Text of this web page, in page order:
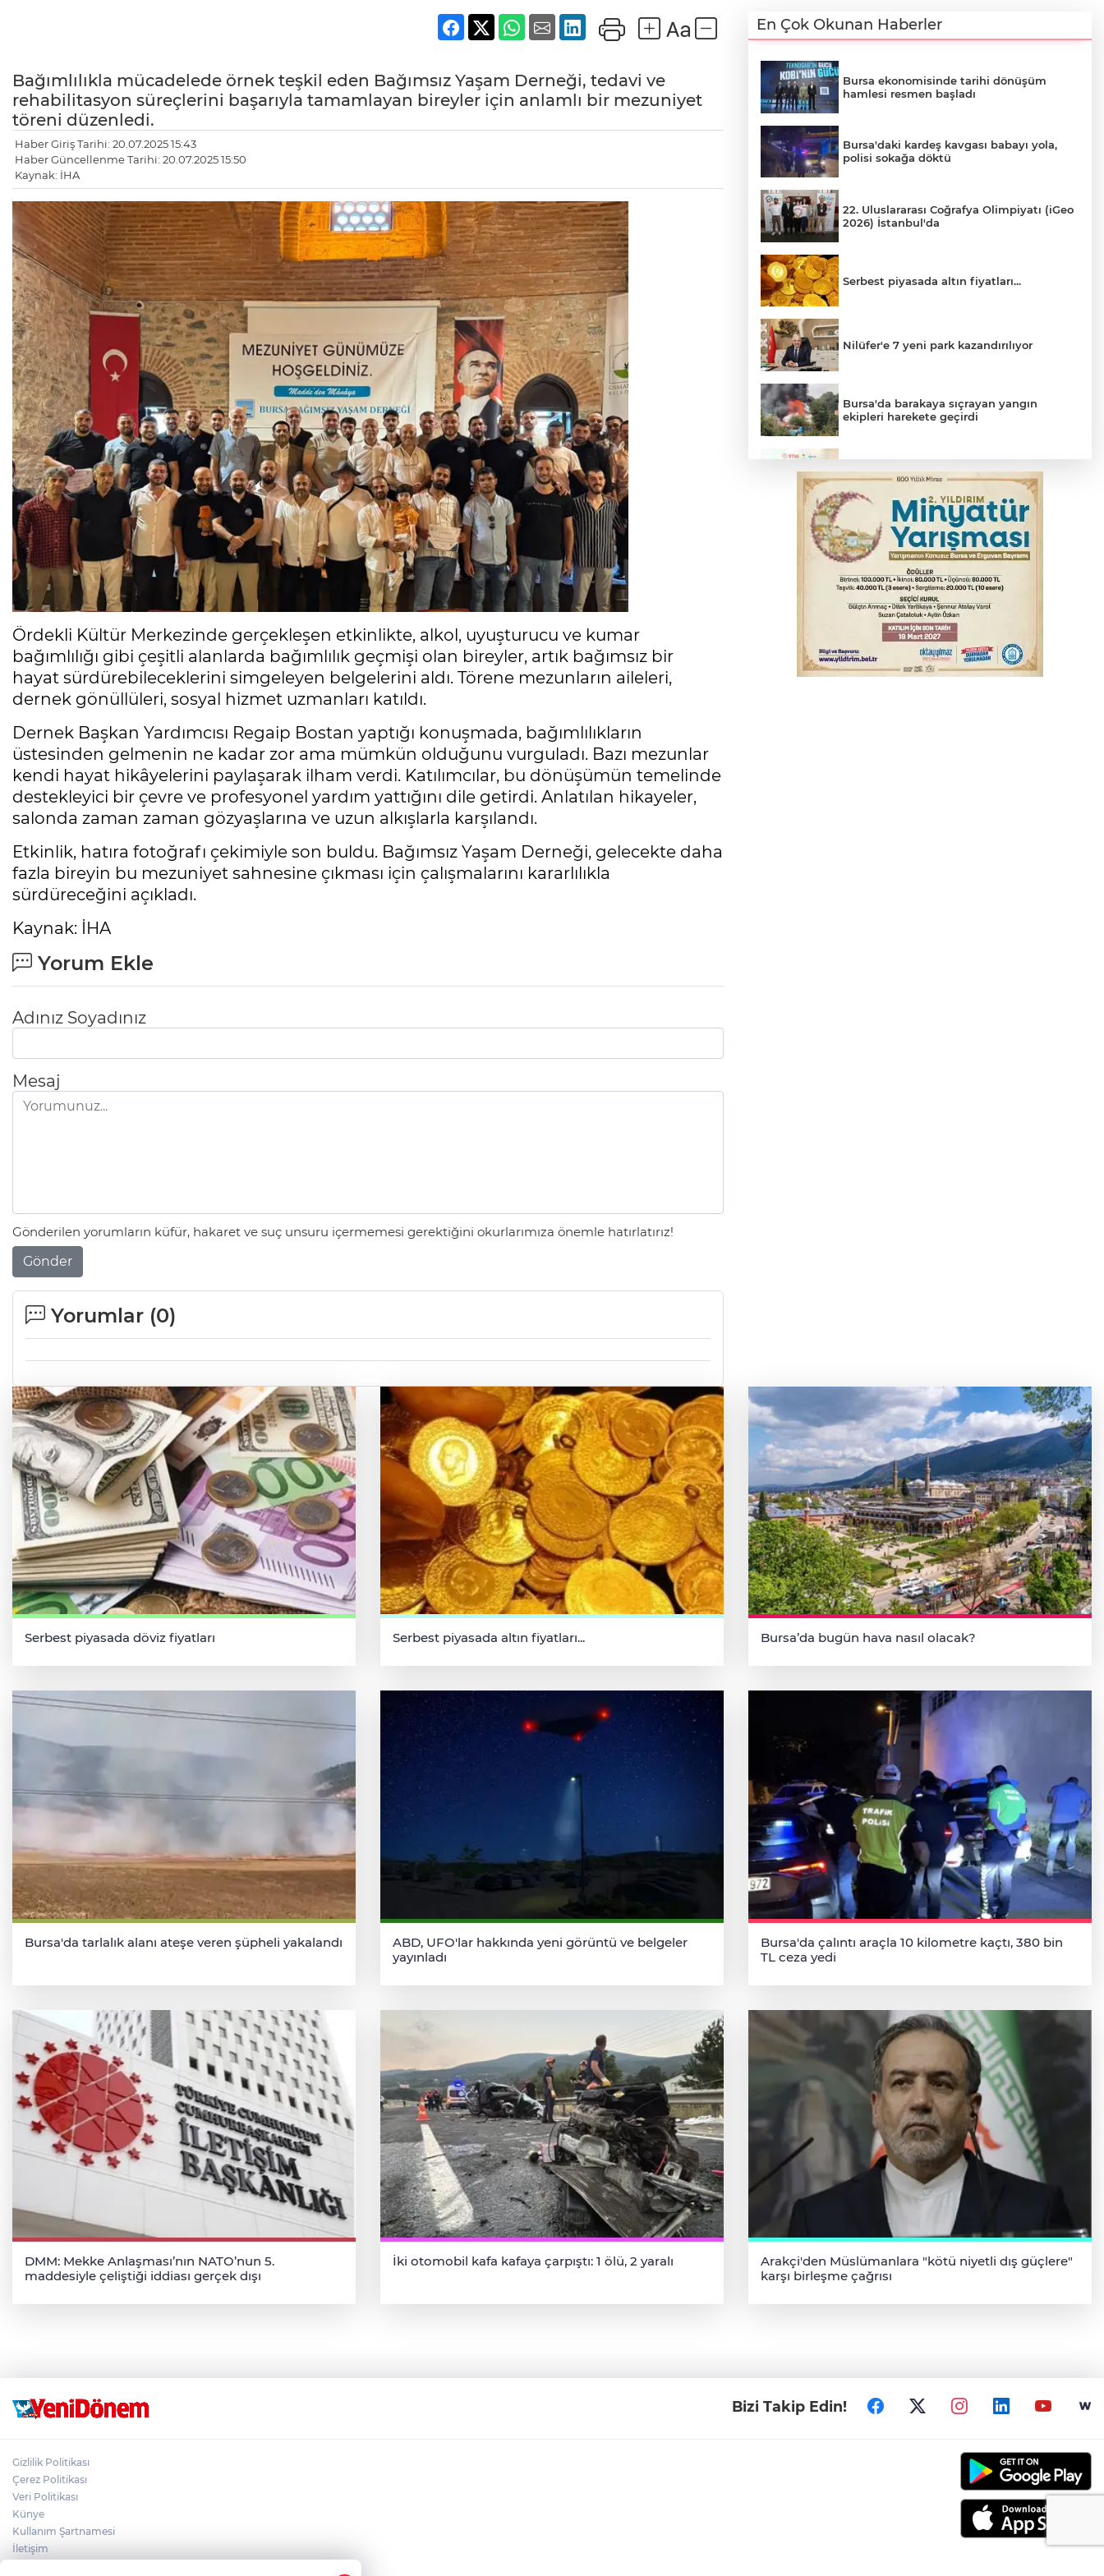
Bağımlılıkla mücadelede örnek teşkil eden Bağımsız Yaşam Derneği, tedavi ve
rehabilitasyon süreçlerini başarıyla tamamlayan bireyler için anlamlı bir mezuniyet
töreni düzenledi.
Haber Giriş Tarihi: 20.07.2025 15:43
Haber Güncellenme Tarihi: 20.07.2025 15:50
Kaynak: İHA
Ördekli Kültür Merkezinde gerçekleşen etkinlikte, alkol, uyuşturucu ve kumar
bağımlılığı gibi çeşitli alanlarda bağımlılık geçmişi olan bireyler, artık bağımsız bir
hayat sürdürebileceklerini simgeleyen belgelerini aldı. Törene mezunların aileleri,
dernek gönüllüleri, sosyal hizmet uzmanları katıldı.
Dernek Başkan Yardımcısı Regaip Bostan yaptığı konuşmada, bağımlılıkların
üstesinden gelmenin ne kadar zor ama mümkün olduğunu vurguladı. Bazı mezunlar
kendi hayat hikâyelerini paylaşarak ilham verdi. Katılımcılar, bu dönüşümün temelinde
destekleyici bir çevre ve profesyonel yardım yattığını dile getirdi. Anlatılan hikayeler,
salonda zaman zaman gözyaşlarına ve uzun alkışlarla karşılandı.
Etkinlik, hatıra fotoğrafı çekimiyle son buldu. Bağımsız Yaşam Derneği, gelecekte daha
fazla bireyin bu mezuniyet sahnesine çıkması için çalışmalarını kararlılıkla
sürdüreceğini açıkladı.
Kaynak: İHA
Yorum Ekle
Adınız Soyadınız
Mesaj
Gönderilen yorumların küfür, hakaret ve suç unsuru içermemesi gerektiğini okurlarımıza önemle hatırlatırız!
Gönder
Yorumlar (0)
En Çok Okunan Haberler
Bursa ekonomisinde tarihi dönüşüm
hamlesi resmen başladı
Bursa'daki kardeş kavgası babayı yola,
polisi sokağa döktü
22. Uluslararası Coğrafya Olimpiyatı (iGeo
2026) İstanbul'da
Serbest piyasada altın fiyatları...
Nilüfer'e 7 yeni park kazandırılıyor
Bursa'da barakaya sıçrayan yangın
ekipleri harekete geçirdi
Osmangazi’de iş arayanlara destek
TOFAŞ Basketbol'da sağlık kontrolleri
başladı
Yargıtay’dan primle çalışanlara müjde
Bursa’da bugün hava nasıl olacak?
Serbest piyasada döviz fiyatları Serbest piyasada altın fiyatları... Bursa’da bugün hava nasıl olacak?
Bursa'da tarlalık alanı ateşe veren şüpheli yakalandı
ABD, UFO'lar hakkında yeni görüntü ve belgeler
yayınladı
Bursa'da çalıntı araçla 10 kilometre kaçtı, 380 bin
TL ceza yedi
DMM: Mekke Anlaşması’nın NATO’nun 5.
maddesiyle çeliştiği iddiası gerçek dışı
İki otomobil kafa kafaya çarpıştı: 1 ölü, 2 yaralı
Arakçi'den Müslümanlara "kötü niyetli dış güçlere"
karşı birleşme çağrısı
Bizi Takip Edin!
Gizlilik Politikası
Çerez Politikası
Veri Politikası
Künye
Kullanım Şartnamesi
İletişim